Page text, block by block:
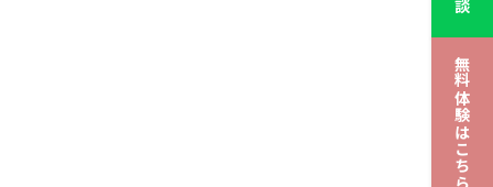
無料体験はこちら